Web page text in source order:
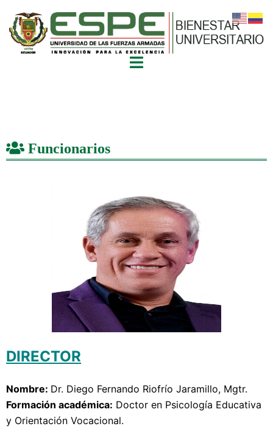
Funcionarios
DIRECTOR
Nombre: Dr. Diego Fernando Riofrío Jaramillo, Mgtr.
Formación académica: Doctor en Psicología Educativa
y Orientación Vocacional.